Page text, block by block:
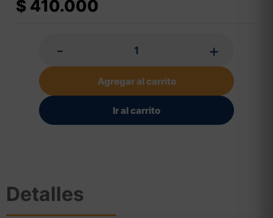
$ 410.000
- +
Agregar al carrito
Ir al carrito
Detalles